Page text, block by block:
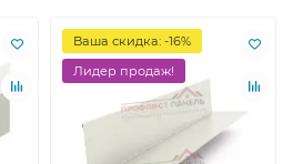
Ваша скидка: -16%
Лидер продаж!